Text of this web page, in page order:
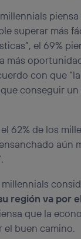
superar más
el 69%
más
con que
conseguir un
62% de los
aún
millennials
región va por
que la
el buen camino.
navegación de los
su
móviles
, el
que se basará
usuario del móvil.
los
en la parte inferior